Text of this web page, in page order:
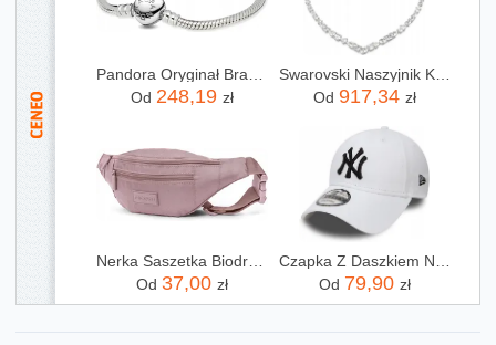
Od 248,19 zł
Swarovski Naszyjnik Kolia Mesmera 5665242
Od 917,34 zł
Nerka Saszetka Biodrowa Materiałowa Mała Puccini Różowa BM2029-3C
Od 37,00 zł
Od 79,90 zł